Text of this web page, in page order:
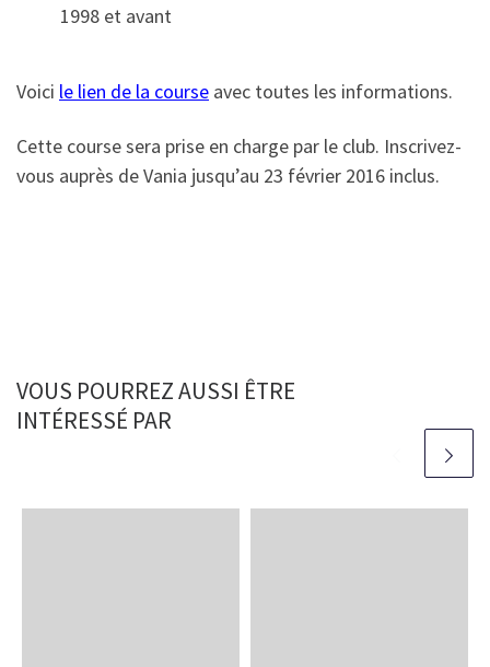
1998 et avant
Voici le lien de la course avec toutes les informations.
Cette course sera prise en charge par le club. Inscrivez-
vous auprès de Vania jusqu’au 23 février 2016 inclus.
VOUS POURREZ AUSSI ÊTRE
INTÉRESSÉ PAR